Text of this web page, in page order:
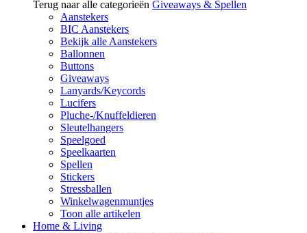
Terug naar alle categorieën Giveaways & Spellen
Aanstekers
BIC Aanstekers
Bekijk alle Aanstekers
Ballonnen
Buttons
Giveaways
Lanyards/Keycords
Lucifers
Pluche-/Knuffeldieren
Sleutelhangers
Speelgoed
Speelkaarten
Spellen
Stickers
Stressballen
Winkelwagenmuntjes
Toon alle artikelen
Home & Living